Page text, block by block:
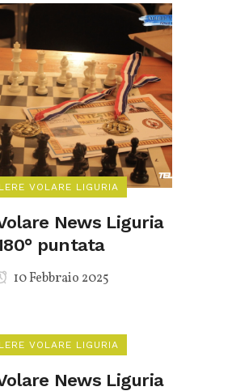
VOLARE LIGURIA
News Liguria
puntata
10 Febbraio 2025
VOLARE LIGURIA
News Liguria